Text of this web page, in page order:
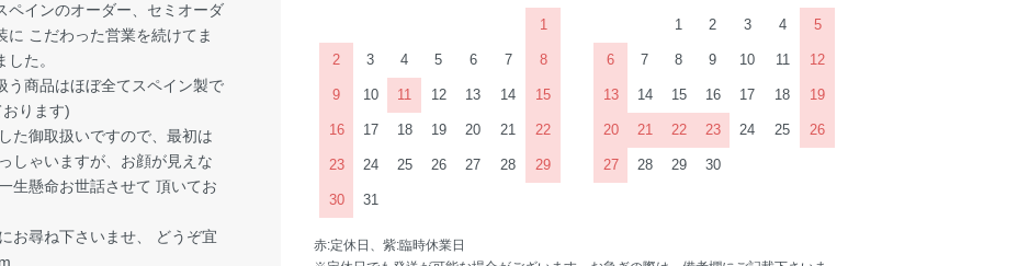
ペインのオーダー、セミオーダ
に こだわった営業を続けてま
した。
う商品はほぼ全てスペイン製で
ります)
た御取扱いですので、最初は
しゃいますが、お顔が見えな
生懸命お世話させて 頂いてお
お尋ね下さいませ、 どうぞ宜
1
2 3 4 5 6 7 8
9 10 11 12 13 14 15
16 17 18 19 20 21 22
23 24 25 26 27 28 29
30 31
1 2 3 4 5
6 7 8 9 10 11 12
13 14 15 16 17 18 19
20 21 22 23 24 25 26
27 28 29 30
赤:定休日、紫:臨時休業日